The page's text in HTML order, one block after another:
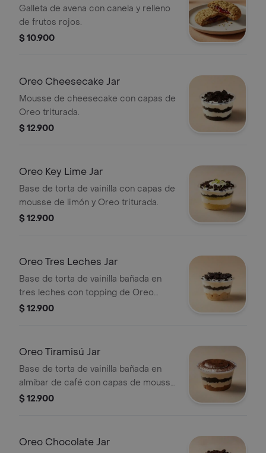
Galleta de avena con canela y relleno
de frutos rojos.
$ 10.900
Oreo Cheesecake Jar
Mousse de cheesecake con capas de
Oreo triturada.
$ 12.900
Oreo Key Lime Jar
Base de torta de vainilla con capas de
mousse de limón y Oreo triturada.
$ 12.900
Oreo Tres Leches Jar
Base de torta de vainilla bañada en
tres leches con topping de Oreo
triturada.
$ 12.900
Oreo Tiramisú Jar
Base de torta de vainilla bañada en
almíbar de café con capas de mousse
de tiramisú y Oreo.
$ 12.900
Oreo Chocolate Jar